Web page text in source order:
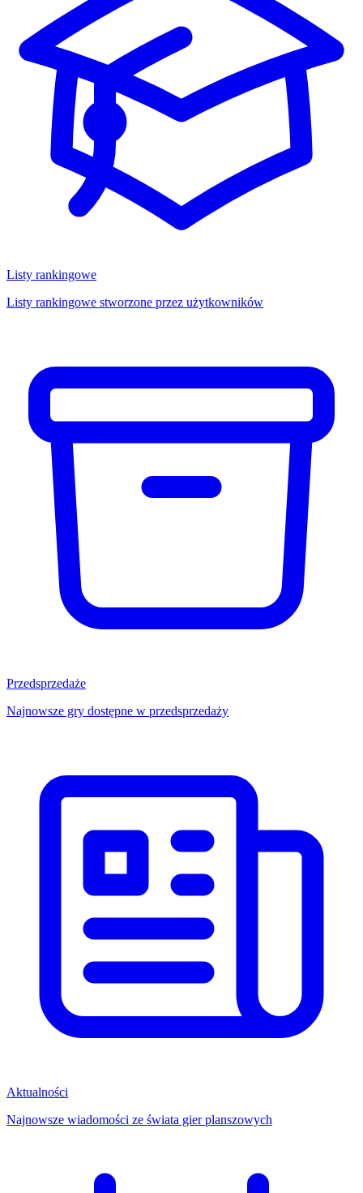
Listy rankingowe
Listy rankingowe stworzone przez użytkowników
Przedsprzedaże
Najnowsze gry dostępne w przedsprzedaży
Aktualności
Najnowsze wiadomości ze świata gier planszowych